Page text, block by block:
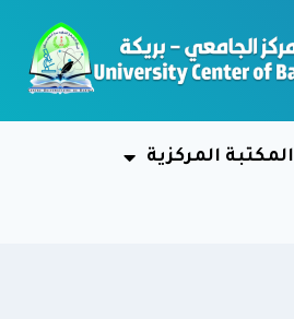
المكتبة المركزية